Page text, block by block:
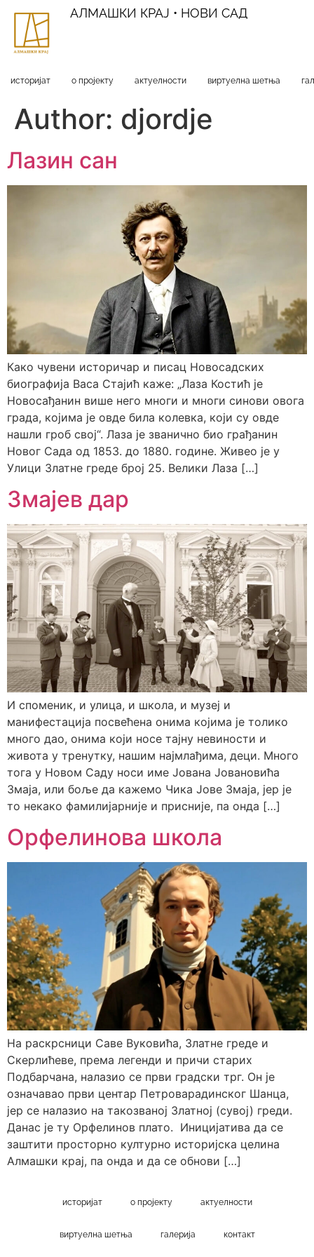
АЛМАШКИ КРАЈ • НОВИ САД
историјат о пројекту актуелности виртуелна шетња
Author: djordje
Лазин сан
Како чувени историчар и писац Новосадских
биографија Васа Стајић каже: „Лаза Костић је
Новосађанин више него многи и многи синови овога
града, којима је овде била колевка, који су овде
нашли гроб свој“. Лаза је званично био грађанин
Новог Сада од 1853. до 1880. године. Живео је у
Улици Златне греде број 25. Велики Лаза […]
Змајев дар
И споменик, и улица, и школа, и музеј и
манифестација посвећена онима којима је толико
много дао, онима који носе тајну невиности и
живота у тренутку, нашим најмлађима, деци. Много
тога у Новом Саду носи име Јована Јовановића
Змаја, или боље да кажемо Чика Јове Змаја, јер је
то некако фамилијарније и присније, па онда […]
Орфелинова школа
На раскрсници Саве Вуковића, Златне греде и
Скерлићеве, према легенди и причи старих
Подбарчана, налазио се први градски трг. Он је
означавао први центар Петроварадинског Шанца,
јер се налазио на такозваној Златној (сувој) греди.
Данас је ту Орфелинов плато. Иницијатива да се
заштити просторно културно историјска целина
Алмашки крај, па онда и да се обнови […]
историјат о пројекту актуелности
виртуелна шетња галерија контакт